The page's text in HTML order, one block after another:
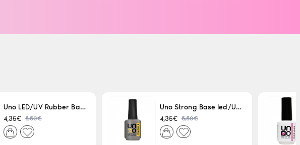
Uno LED/UV Rubber Base 15ml
4,35€ 5,50€
Uno Strong Base led/Uv 15 ml
4,35€ 5,50€